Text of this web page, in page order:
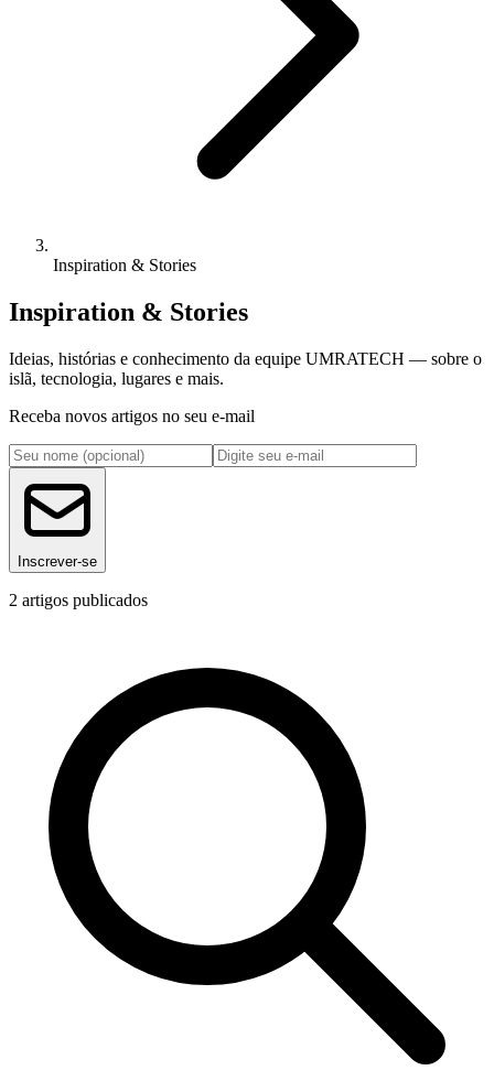
Inspiration & Stories
Inspiration & Stories
Ideias, histórias e conhecimento da equipe UMRATECH — sobre o
islã, tecnologia, lugares e mais.
Receba novos artigos no seu e-mail
Inscrever-se
2 artigos publicados